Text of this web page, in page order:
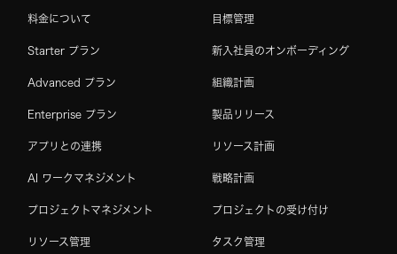
料金について
Starter プラン
Advanced プラン
Enterprise プラン
アプリとの連携
AI ワークマネジメント
プロジェクトマネジメント
リソース管理
目標管理
新入社員のオンボーディング
組織計画
製品リリース
リソース計画
戦略計画
プロジェクトの受け付け
タスク管理